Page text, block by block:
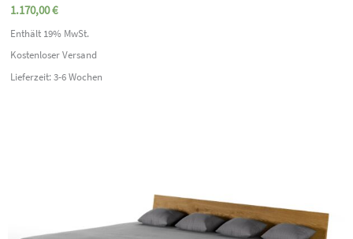
1.170,00€
Enthält 19% MwSt.
Kostenloser Versand
Lieferzeit: 3-6 Wochen